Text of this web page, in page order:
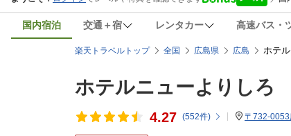
国内宿泊 交通＋宿 レンタカー 高速バス・
楽天トラベルトップ 全国 広島県 広島 ホテ
ホテルニューよりしろ
4.27 (552件) 〒732-